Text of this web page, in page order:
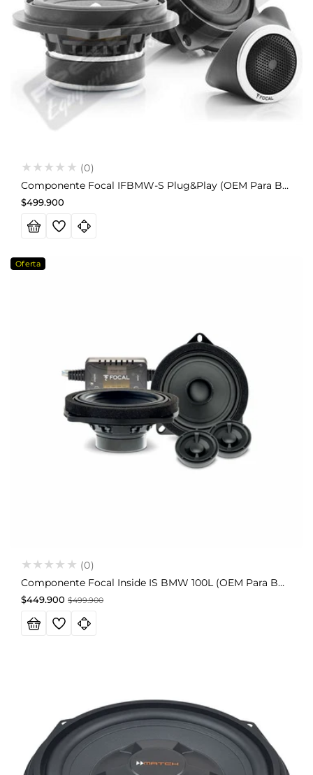
(0)
Componente Focal IFBMW-S Plug&Play (OEM Para BMW)
Precio
habitual
$499.900
(0)
Componente Focal Inside IS BMW 100L (OEM Para BMW)
Precio
oferta
$449.900 Precio
habitual
$499.900
Oferta